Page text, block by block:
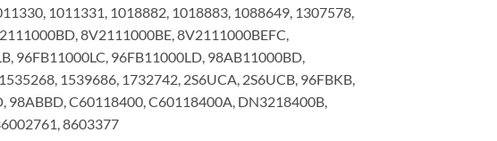
1011331, 1018882, 1018883, 1088649, 1307578,
8V2111000BE, 8V2111000BEFC,
96FB11000LC, 96FB11000LD, 98AB11000BD,
1539686, 1732742, 2S6UCA, 2S6UCB, 96FBKB,
98ABBD, C60118400, C60118400A, DN3218400B,
8603377